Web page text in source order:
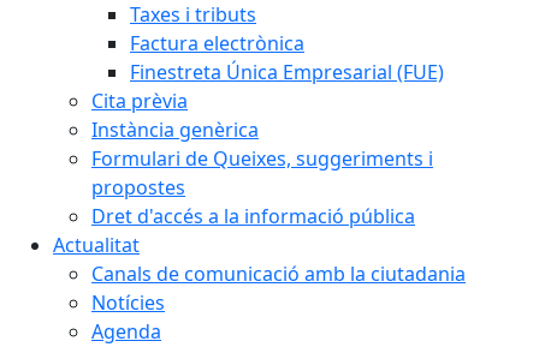
Taxes i tributs
Factura electrònica
Finestreta Única Empresarial (FUE)
Cita prèvia
Instància genèrica
Formulari de Queixes, suggeriments i
propostes
Dret d'accés a la informació pública
Actualitat
Canals de comunicació amb la ciutadania
Notícies
Agenda